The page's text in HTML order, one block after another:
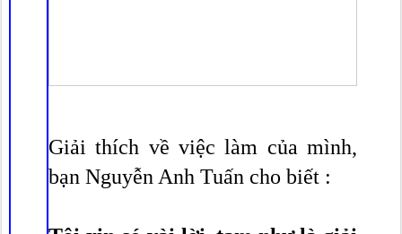
Giải thích về việc làm của mình,
bạn Nguyễn Anh Tuấn cho biết :